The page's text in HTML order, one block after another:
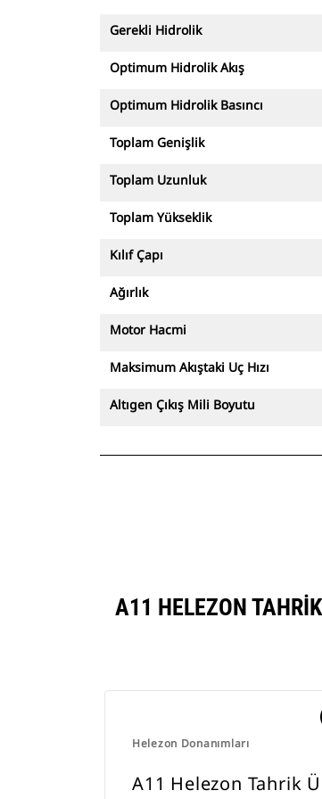
Gerekli Hidrolik
Optimum Hidrolik Akış
Optimum Hidrolik Basıncı
Toplam Genişlik
Toplam Uzunluk
Toplam Yükseklik
Kılıf Çapı
Ağırlık
Motor Hacmi
Maksimum Akıştaki Uç Hızı
Altıgen Çıkış Mili Boyutu
A11 HELEZON
Helezon Donanımları
A11 Helezon Tahrik